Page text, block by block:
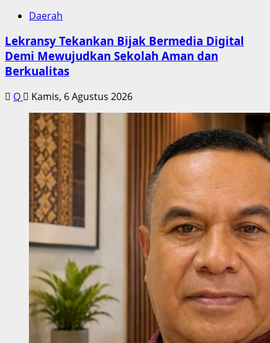
Daerah
Lekransy Tekankan Bijak Bermedia Digital
Demi Mewujudkan Sekolah Aman dan
Berkualitas
Q Kamis, 6 Agustus 2026